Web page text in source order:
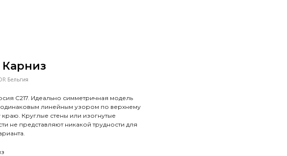
Карниз
Бельгия
C217. Идеально симметричная модель
линейным узором по верхнему
Круглые стены или изогнутые
не представляют никакой трудности для